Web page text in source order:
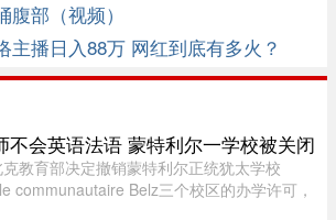
部（视频）
主播日入88万 网红到底有多火？
不会英语法语 蒙特利尔一学校被关闭
克教育部决定撤销蒙特利尔正统犹太学校
communautaire Belz三个校区的办学许可，